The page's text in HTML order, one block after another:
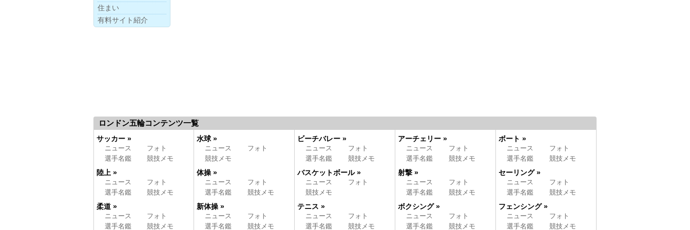
住まい
有料サイト紹介
ロンドン五輪コンテンツ一覧
サッカー »
ニュース
フォト
選手名鑑
競技メモ
陸上 »
ニュース
フォト
選手名鑑
競技メモ
柔道 »
ニュース
フォト
選手名鑑
競技メモ
水球 »
ニュース
フォト
競技メモ
体操 »
ニュース
フォト
選手名鑑
競技メモ
新体操 »
ニュース
フォト
選手名鑑
競技メモ
ビーチバレー »
ニュース
フォト
選手名鑑
競技メモ
バスケットボール »
ニュース
フォト
競技メモ
テニス »
ニュース
フォト
選手名鑑
競技メモ
アーチェリー »
ニュース
フォト
選手名鑑
競技メモ
射撃 »
ニュース
フォト
選手名鑑
競技メモ
ボクシング »
ニュース
フォト
選手名鑑
競技メモ
ボート »
ニュース
フォト
選手名鑑
競技メモ
セーリング »
ニュース
フォト
選手名鑑
競技メモ
フェンシング »
ニュース
フォト
選手名鑑
競技メモ